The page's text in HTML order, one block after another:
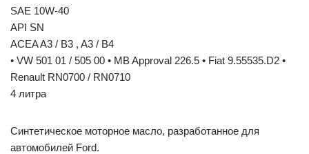
SAE 10W-40
API SN
ACEA A3 / B3 , A3 / B4
• VW 501 01 / 505 00 • MB Approval 226.5 • Fiat 9.55535.D2 •
Renault RN0700 / RN0710
4 литра
Синтетическое моторное масло, разработанное для
автомобилей Ford.